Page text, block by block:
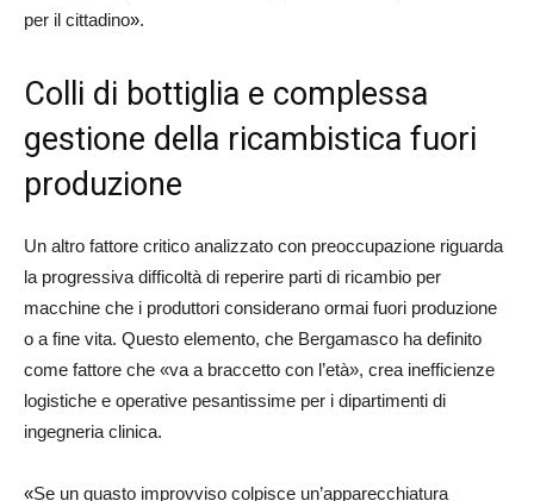
per il cittadino».
Colli di bottiglia e complessa
gestione della ricambistica fuori
produzione
Un altro fattore critico analizzato con preoccupazione riguarda
la progressiva difficoltà di reperire parti di ricambio per
macchine che i produttori considerano ormai fuori produzione
o a fine vita. Questo elemento, che Bergamasco ha definito
come fattore che «va a braccetto con l’età», crea inefficienze
logistiche e operative pesantissime per i dipartimenti di
ingegneria clinica.
«Se un guasto improvviso colpisce un’apparecchiatura